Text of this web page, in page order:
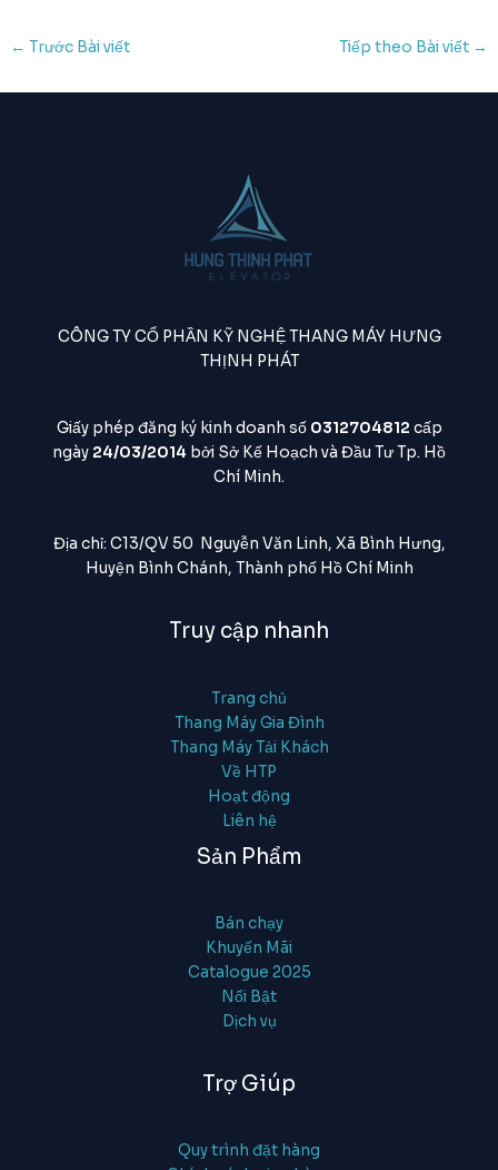
← Trước Bài viết Tiếp theo Bài viết →
CÔNG TY CỔ PHẦN KỸ NGHỆ THANG MÁY HƯNG
THỊNH PHÁT
Giấy phép đăng ký kinh doanh số 0312704812 cấp
ngày 24/03/2014 bởi Sở Kế Hoạch và Đầu Tư Tp. Hồ
Chí Minh.
Địa chỉ: C13/QV 50 Nguyễn Văn Linh, Xã Bình Hưng,
Huyện Bình Chánh, Thành phố Hồ Chí Minh
Truy cập nhanh
Trang chủ
Thang Máy Gia Đình
Thang Máy Tải Khách
Về HTP
Hoạt động
Liên hệ
Sản Phẩm
Bán chạy
Khuyến Mãi
Catalogue 2025
Nổi Bật
Dịch vụ
Trợ Giúp
Quy trình đặt hàng